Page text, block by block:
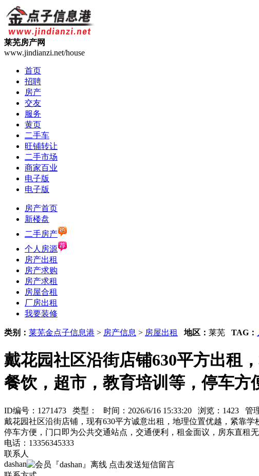
莱芜房产网
www.jindianzi.net/house
首页
招聘
房产
交友
服务
黄页
二手车
旺铺转让
二手市场
商家百业
电子版
电子版
房产首页
新楼盘
二手房产
个人房源
房产出租
房产求购
房产求租
房屋合租
厂房出租
我要装修
类别： 莱芜金点子信息港 > 房产信息 > 房屋出租 地区： 莱芜 TAG：
戴花园社区沿街店铺630平方出租
餐饮，超市，教育培训等，停车方
ID编号：1271473 类型： 时间：2026/6/16 15:33:20 浏览：1423 管
戴花园社区沿街店铺，现有630平方诚意出租，地理位置优越，紧靠
停车方便，门口即为公共交通站点，交通便利，租金面议，房东直租无
电话：13356345333
联系人
dashan